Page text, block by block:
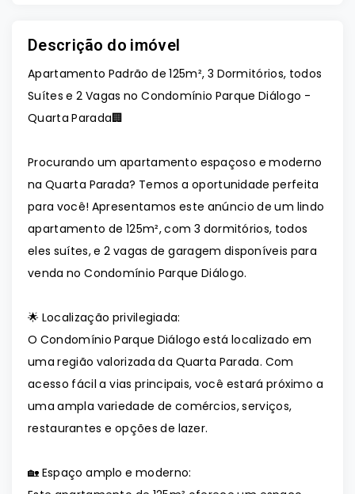
Descrição do imóvel
Apartamento Padrão de 125m², 3 Dormitórios, todos
Suítes e 2 Vagas no Condomínio Parque Diálogo -
Quarta Parada🏢
Procurando um apartamento espaçoso e moderno
na Quarta Parada? Temos a oportunidade perfeita
para você! Apresentamos este anúncio de um lindo
apartamento de 125m², com 3 dormitórios, todos
eles suítes, e 2 vagas de garagem disponíveis para
venda no Condomínio Parque Diálogo.
🌟 Localização privilegiada:
O Condomínio Parque Diálogo está localizado em
uma região valorizada da Quarta Parada. Com
acesso fácil a vias principais, você estará próximo a
uma ampla variedade de comércios, serviços,
restaurantes e opções de lazer.
🏡 Espaço amplo e moderno: